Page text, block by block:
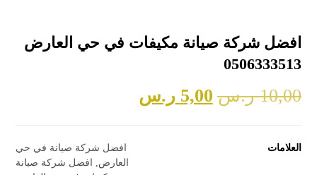
افضل شركة صيانة مكيفات في حي العارض
0506333513
10,00 ر.س 5,00 ر.س
العلامات
افضل شركة صيانة في حي
العارض
افضل شركة صيانة